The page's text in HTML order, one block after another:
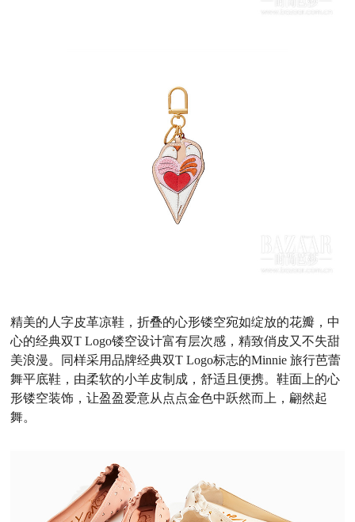
精美的人字皮革凉鞋，折叠的心形镂空宛如绽放的花瓣，中
心的经典双T Logo镂空设计富有层次感，精致俏皮又不失甜
美浪漫。同样采用品牌经典双T Logo标志的Minnie 旅行芭蕾
舞平底鞋，由柔软的小羊皮制成，舒适且便携。鞋面上的心
形镂空装饰，让盈盈爱意从点点金色中跃然而上，翩然起
舞。